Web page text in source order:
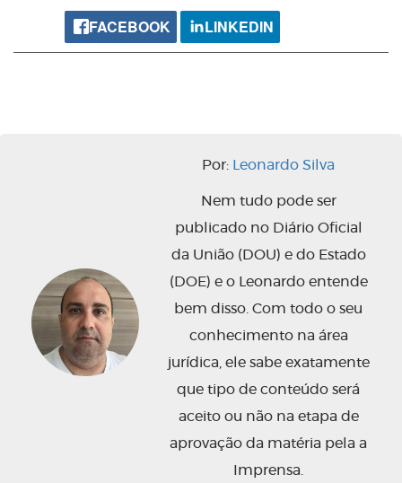
FACEBOOK LINKEDIN
Por: Leonardo Silva
Nem tudo pode ser
publicado no Diário Oficial
da União (DOU) e do Estado
(DOE) e o Leonardo entende
bem disso. Com todo o seu
conhecimento na área
jurídica, ele sabe exatamente
que tipo de conteúdo será
aceito ou não na etapa de
aprovação da matéria pela a
Imprensa.